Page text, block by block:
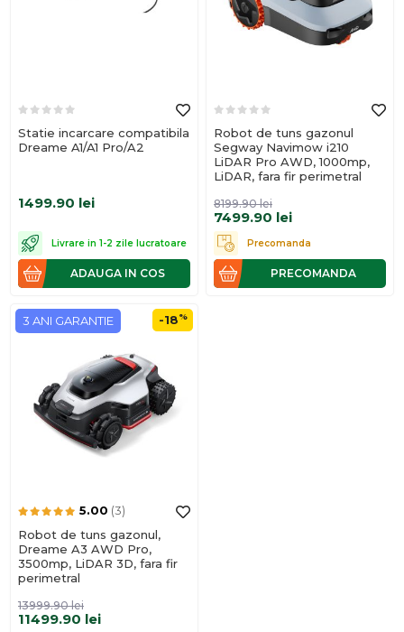
Statie incarcare compatibila
Dreame A1/A1 Pro/A2
1499.90 lei
Livrare in 1-2 zile lucratoare
ADAUGA IN COS
Robot de tuns gazonul
Segway Navimow i210
LiDAR Pro AWD, 1000mp,
LiDAR, fara fir perimetral
7499.90 lei
8199.90 lei
Precomanda
PRECOMANDA
-18%
3 ANI GARANTIE
5.00 (3)
Robot de tuns gazonul,
Dreame A3 AWD Pro,
3500mp, LiDAR 3D, fara fir
perimetral
11499.90 lei
13999.90 lei